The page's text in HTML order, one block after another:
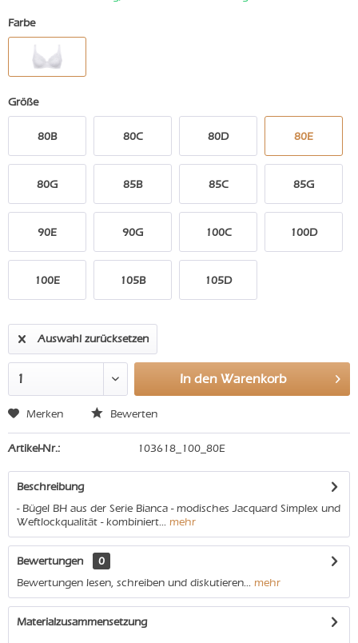
Farbe
Größe
80B 80C 80D 80E
80G 85B 85C 85G
90E 90G 100C 100D
100E 105B 105D
Auswahl zurücksetzen
In den Warenkorb
Merken Bewerten
Artikel-Nr.: 103618_100_80E
Beschreibung
- Bügel BH aus der Serie Bianca - modisches Jacquard Simplex und
Weftlockqualität - kombiniert... mehr
Bewertungen
0
Bewertungen lesen, schreiben und diskutieren... mehr
Materialzusammensetzung